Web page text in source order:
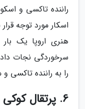
راننده تاکسی و
هنری اروپا یک بار
را به راننده تاکسی
6. پرتقال کوکی (A Clockwork Orange)